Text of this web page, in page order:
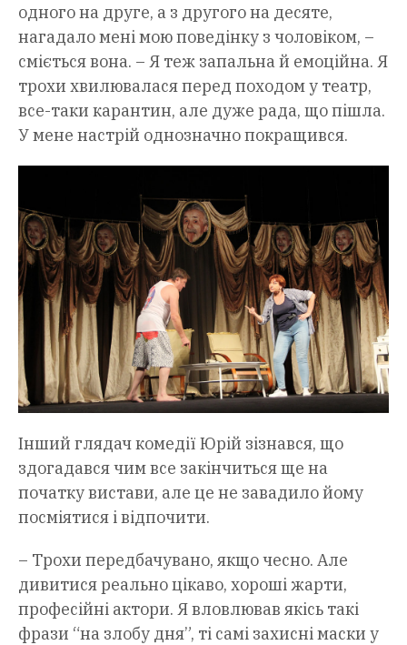
одного на друге, а з другого на десяте,
нагадало мені мою поведінку з чоловіком, –
сміється вона. – Я теж запальна й емоційна. Я
трохи хвилювалася перед походом у театр,
все-таки карантин, але дуже рада, що пішла.
У мене настрій однозначно покращився.
Інший глядач комедії Юрій зізнався, що
здогадався чим все закінчиться ще на
початку вистави, але це не завадило йому
посміятися і відпочити.
– Трохи передбачувано, якщо чесно. Але
дивитися реально цікаво, хороші жарти,
професійні актори. Я вловлював якісь такі
фрази “на злобу дня”, ті самі захисні маски у